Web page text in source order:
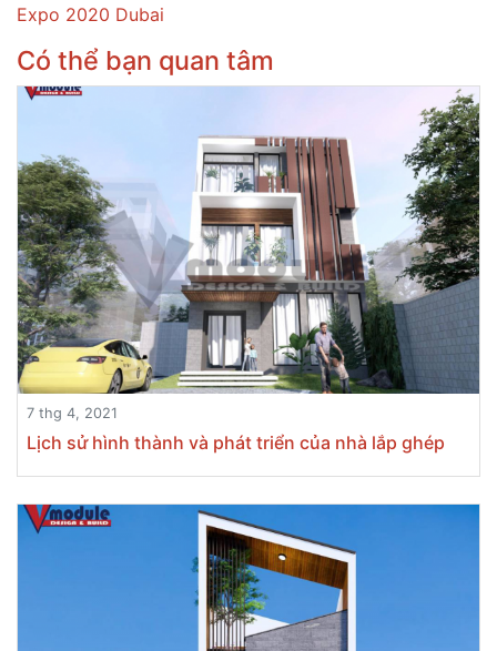
Expo 2020 Dubai
Có thể bạn quan tâm
7 thg 4, 2021
Lịch sử hình thành và phát triển của nhà lắp ghép